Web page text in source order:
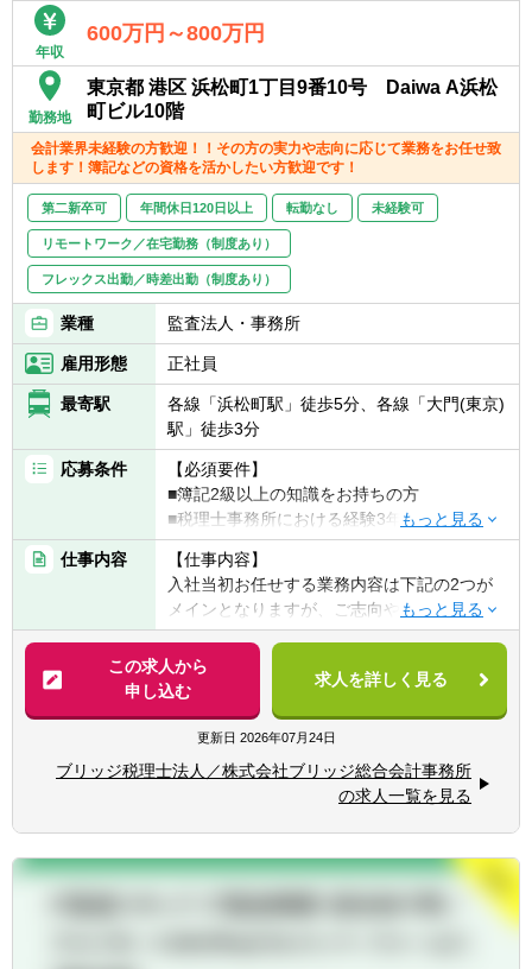
■日本と海外をつなぐ仕事に魅力を感じる方
年収
600万円～800万円
勤務地
東京都 港区 浜松町1丁目9番10号 Daiwa A浜松
町ビル10階
会計業界未経験の方歓迎！！その方の実力や志向に応じて業務をお任せ致
します！簿記などの資格を活かしたい方歓迎です！
第二新卒可 年間休日120日以上 転勤なし 未経験可
リモートワーク／在宅勤務（制度あり）
フレックス出勤／時差出勤（制度あり）
業種 監査法人・事務所
雇用形態 正社員
最寄駅
各線「浜松町駅」徒歩5分、各線「大門(東京)
駅」徒歩3分
応募条件
【必須要件】
■簿記2級以上の知識をお持ちの方
■税理士事務所における経験3年以上
【歓迎要件】
■上場企業の会計・申告経験
【求める人物像】
■コミュニケーション力が高い方
■チームで成し遂げることにやりがいを感じ
ていただける方
■明るくやる気のある方
（7時間×20日）
※法定通りの8時間と比較すると、月20時間ほ
ど業務時間が少なく、
仕事内容
【仕事内容】
入社当初お任せする業務内容は下記の2つが
メインとなりますが、ご志向や経験値次第で
は、税務・会計業務も経験出来る職場環境で
す。
■記帳・申告書作成
■その他税理士補助業務
※ご志向次第で経験可能な業務内容の一例
2.会計・税務アドバイザリー
3.決算サポート・ディスクロージャー支援
4.M＆Aサポート
※将来のキャリアパス
この求人から
申し込む
求人を詳しく見る
更新日 2026年07月24日
ブリッジ税理士法人／株式会社ブリッジ総合会計事務所
の求人一覧を見る